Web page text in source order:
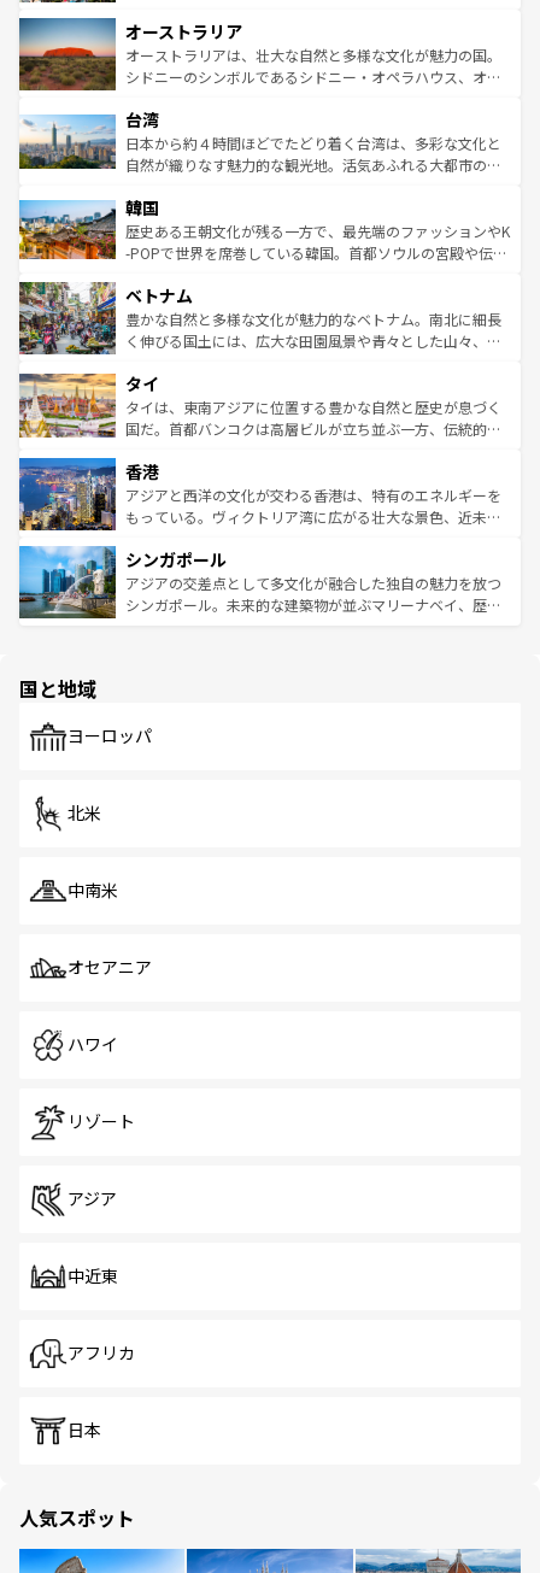
部のニューオーリンズでは、音楽と美食が融合した独特の
文化が魅力。旅行者はアメリカの各地域で異なる魅力を楽
しみながら、その多様性と豊かな歴史を感じることができ
ならではの贅沢な旅のスタイルだ。 なお、新着のアメリカ
情報はコンテンツ一覧を参照してほしい。
ワイ島は見逃せない。また、定番の観光地といえばオアフ
島だが、静かな自然を求めるならマウイ島やカウアイ島が
おすすめ。エメラルドグリーンに輝く海をはじめ、豊かな
れるおもてなしの心で訪れる人々を迎えてくれるハワイの
人々、おいしいローカルフードやハワイアンミュージッ
ク、伝統的なフラダンスなど、すべてがハワイの魅力を彩
ワイを、存分に味わってほしい。 なお、新着のハワイ情報
はコンテンツ一覧を参照してほしい。
オーストラリア
オーストラリアは、壮大な自然と多様な文化が魅力の国。
シドニーのシンボルであるシドニー・オペラハウス、オー
リアリーフや大陸中央部にそびえるウルル（エアーズロッ
ク）、タスマニアの美しい原生林やケアンズの熱帯雨林な
ど、見どころがたくさん。また、カフェやワイン、オージ
いる。アクティビティも充実しており、サーフィンやダイ
ビング、ハイキングなど、アウトドア好きにはたまらな
い。オーストラリアの多彩な魅力を存分に味わいつくそ
参照してほしい。
台湾
日本から約４時間ほどでたどり着く台湾は、多彩な文化と
自然が織りなす魅力的な観光地。活気あふれる大都市の台
ン）、静ひつな山岳地帯である台湾東部など、都市の喧騒
と山間の静けさが共存しており、訪れる人に新しい発見と
驚きをもたらしてくれる。また、奥深い台湾の食文化も魅
容にもいいと評判のスイーツなど、バラエティ豊かな料理
が味わえる。 なお、新着の台湾情報は コンテンツ一覧を参
照してほしい。
韓国
歴史ある王朝文化が残る一方で、最先端のファッションやK
-POPで世界を席巻している韓国。首都ソウルの宮殿や伝統
き、地方に足を延ばせば四季折々の自然美を楽しむことが
できる。そして、キムチや焼肉、絶品のストリートフード
まで、さまざまな韓国料理が待っている。夜には、韓国な
リティに包まれながら、韓国の多彩な魅力を心ゆくまで味
わってみてほしい。 なお、新着の韓国情報はコンテンツ一
覧を参照してほしい。
ベトナム
豊かな自然と多様な文化が魅力的なベトナム。南北に細長
く伸びる国土には、広大な田園風景や青々とした山々、世
急速な発展と共に伝統が息づく。ハノイの古い町並みやホ
ーチミン市のフランス統治時代の建物も、独特の雰囲気を
醸し出している。また、バラエティの豊かさとおいしさで
とつ。フォーやバインミー、ベトナムコーヒーなどは、ぜ
ひ現地で味わいたい。どの地域を訪れてもあたたかい人々
が旅行者を迎えてくれるので、きっと忘れられない旅にな
参照してほしい。
タイ
タイは、東南アジアに位置する豊かな自然と歴史が息づく
国だ。首都バンコクは高層ビルが立ち並ぶ一方、伝統的な
の活気が交差している。北部ではチェンマイなどの山岳地
帯で自然と触れ合い、南部ではプーケットやクラビの美し
いビーチでリゾート気分を楽しむことができる。タイ料理
激する。気候は一年中温暖で、どの季節にも異なる楽しみ
が待っている。親しみやすいタイの人々、仏教を中心とし
た文化、そして多様な観光資源が、訪れる旅人を魅了し続
香港
アジアと西洋の文化が交わる香港は、特有のエネルギーを
もっている。ヴィクトリア湾に広がる壮大な景色、近未来
み、どこを訪れても感動するはず。観光スポットが密集し
ており、効率よく見どころを回れるのも魅力。息をのむよ
うな絶景から文化的な体験まで、香港を存分に楽しみ尽く
シンガポール
アジアの交差点として多文化が融合した独自の魅力を放つ
シンガポール。未来的な建築物が並ぶマリーナベイ、歴史
で、ホーカーズは地元の風情を楽しめる外せないスポット
国と地域
ヨーロッパ
北米
中南米
オセアニア
ハワイ
リゾート
アジア
中近東
アフリカ
日本
人気スポット